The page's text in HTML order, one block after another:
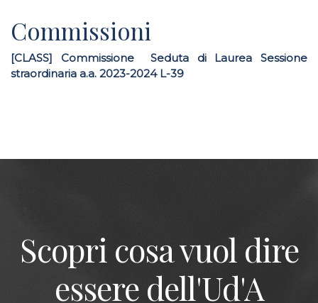
Commissioni
[CLASS] Commissione Seduta di Laurea Sessione
straordinaria a.a. 2023-2024 L-39
Scopri cosa vuol dire
essere dell'Ud'A